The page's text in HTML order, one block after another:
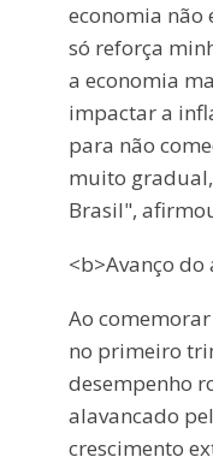
economia não
só reforça
a economia
impactar a
para não
muito
Brasil",
<b>Avanço
Ao comemorar
no primeiro
desempenho
alavancado
crescimento